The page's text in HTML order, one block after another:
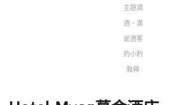
主題調
酒，滿
足酒客
的小酌
雅興